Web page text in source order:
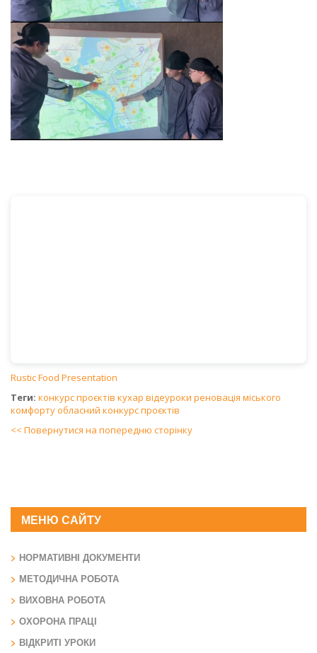
Rustic Food Presentation
Теги: конкурс проєктів кухар відеуроки реновація міського
комфортуобласний конкурс проєктів
<< Повернутися на попередню сторінку
МЕНЮ САЙТУ
НОРМАТИВНІ ДОКУМЕНТИ
МЕТОДИЧНА РОБОТА
ВИХОВНА РОБОТА
ОХОРОНА ПРАЦІ
ВІДКРИТІ УРОКИ